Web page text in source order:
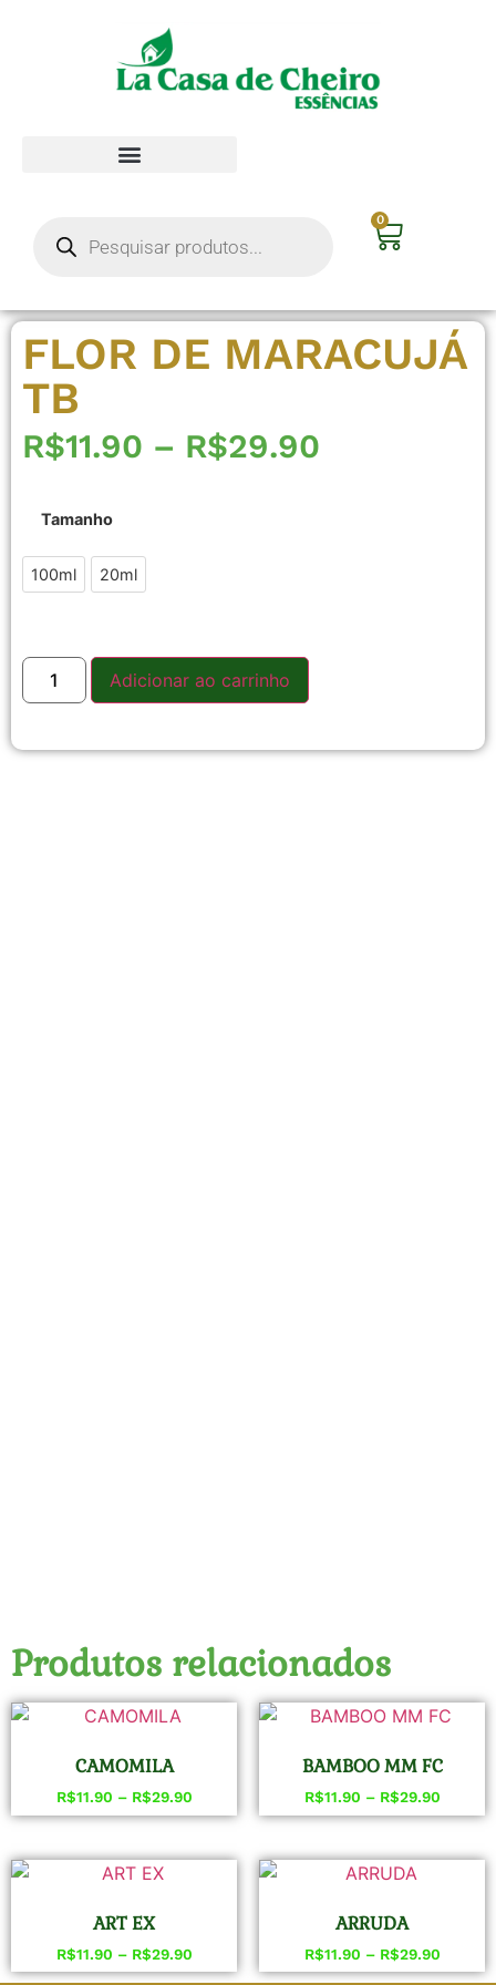
0
FLOR DE MARACUJÁ
TB
R$11.90 – R$29.90
Tamanho
100ml 20ml
Adicionar ao carrinho
Produtos relacionados
CAMOMILA
R$11.90 – R$29.90
BAMBOO MM FC
R$11.90 – R$29.90
ART EX
R$11.90 – R$29.90
ARRUDA
R$11.90 – R$29.90